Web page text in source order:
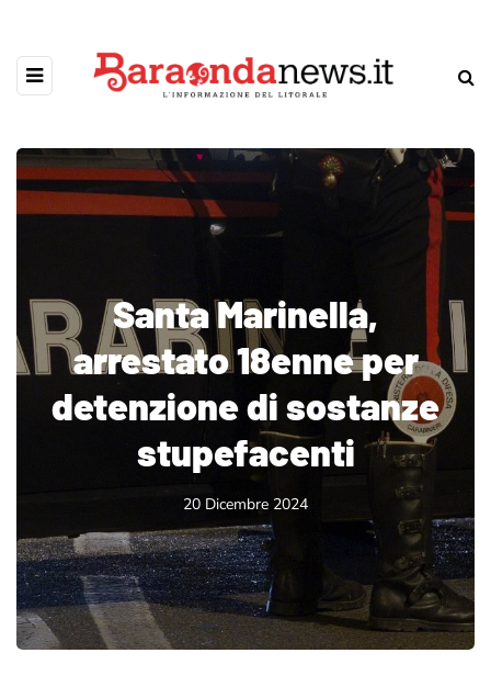
Santa Marinella,
arrestato 18enne per
detenzione di sostanze
stupefacenti
20 Dicembre 2024